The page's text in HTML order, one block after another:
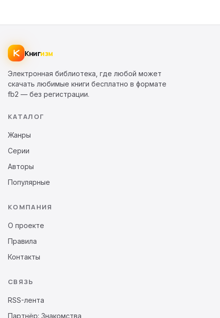
Книгизм
Электронная библиотека, где любой может
скачать любимые книги бесплатно в формате
fb2 — без регистрации.
КАТАЛОГ
Жанры
Серии
Авторы
Популярные
КОМПАНИЯ
О проекте
Правила
Контакты
СВЯЗЬ
RSS-лента
Партнёр: Знакомства